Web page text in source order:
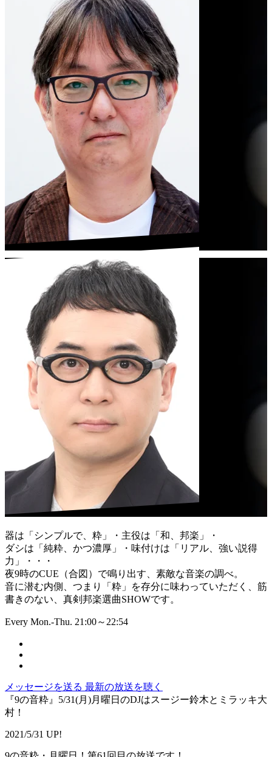
器は「シンプルで、粋」・主役は「和、邦楽」・
ダシは「純粋、かつ濃厚」・味付けは「リアル、強い説得
力」・・・
夜9時のCUE（合図）で鳴り出す、素敵な音楽の調べ。
音に潜む内側、つまり「粋」を存分に味わっていただく、筋
書きのない、真剣邦楽選曲SHOWです。
Every Mon.-Thu. 21:00～22:54
メッセージを送る 最新の放送を聴く
『9の音粋』5/31(月)月曜日のDJはスージー鈴木とミラッキ大
村！
2021/5/31 UP!